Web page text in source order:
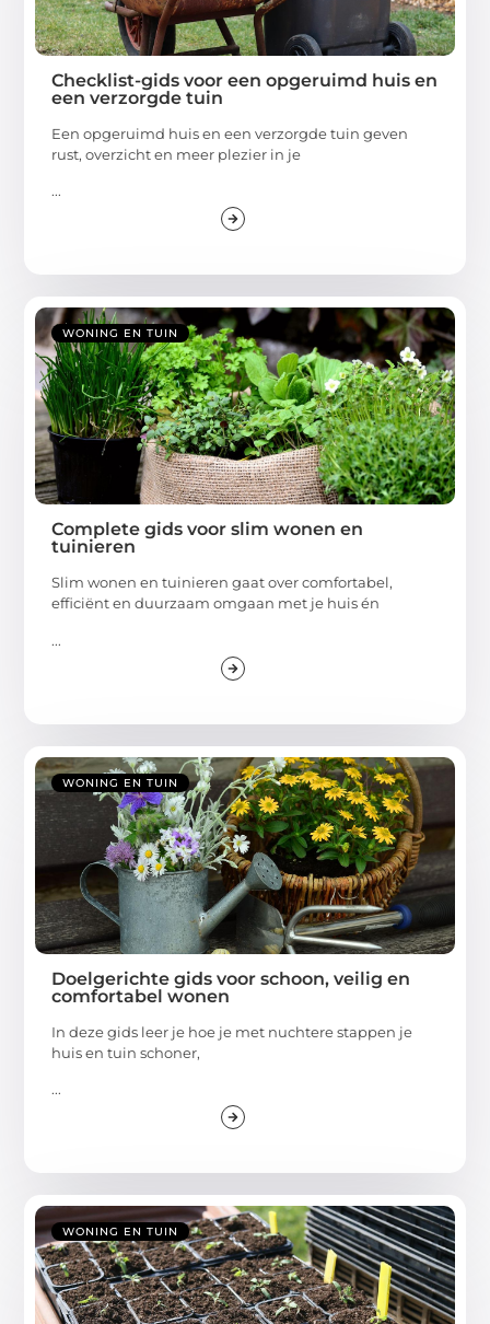
Checklist-gids voor een opgeruimd huis en
een verzorgde tuin
Een opgeruimd huis en een verzorgde tuin geven
rust, overzicht en meer plezier in je
...
WONING EN TUIN
Complete gids voor slim wonen en
tuinieren
Slim wonen en tuinieren gaat over comfortabel,
efficiënt en duurzaam omgaan met je huis én
...
WONING EN TUIN
Doelgerichte gids voor schoon, veilig en
comfortabel wonen
In deze gids leer je hoe je met nuchtere stappen je
huis en tuin schoner,
...
WONING EN TUIN